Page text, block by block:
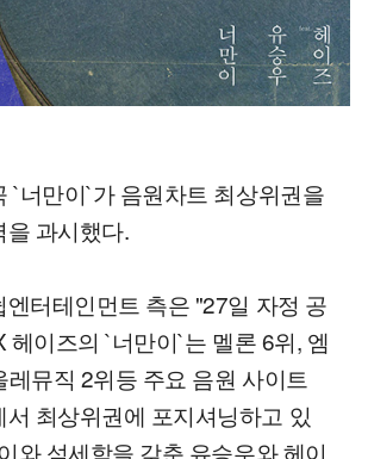
`너만이`가 음원차트 최상위권을
과시했다.
터테인먼트 측은 "27일 자정 공
헤이즈의 `너만이`는 멜론 6위, 엠
레뮤직 2위등 주요 음원 사이트
최상위권에 포지셔닝하고 있
와 섬세함을 갖춘 유승우와 헤이